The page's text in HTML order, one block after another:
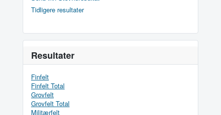
Tidligere resultater
Resultater
Finfelt
Finfelt Total
Grovfelt
Grovfelt Total
Militærfelt